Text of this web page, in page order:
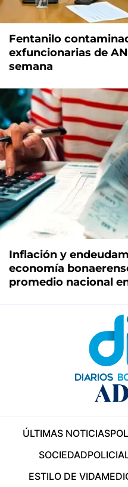
Fentanilo
exfuncionarias de
semana
Inflación y
economía
promedio nacional
ÚLTIMAS NOTICIAS
SOCIEDAD
ESTILO DE VIDA